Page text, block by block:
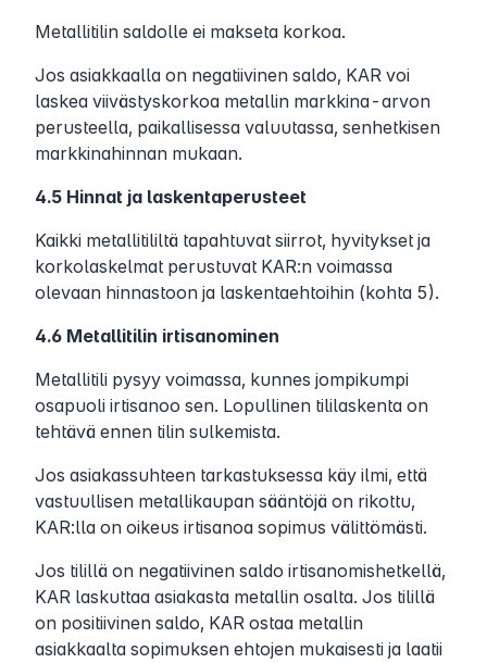
Metallitilin saldolle ei makseta korkoa.
Jos asiakkaalla on negatiivinen saldo, KAR voi
laskea viivästyskorkoa metallin markkina-arvon
perusteella, paikallisessa valuutassa, senhetkisen
markkinahinnan mukaan.
4.5 Hinnat ja laskentaperusteet
Kaikki metallitililtä tapahtuvat siirrot, hyvitykset ja
korkolaskelmat perustuvat KAR:n voimassa
olevaan hinnastoon ja laskentaehtoihin (kohta 5).
4.6 Metallitilin irtisanominen
Metallitili pysyy voimassa, kunnes jompikumpi
osapuoli irtisanoo sen. Lopullinen tililaskenta on
tehtävä ennen tilin sulkemista.
Jos asiakassuhteen tarkastuksessa käy ilmi, että
vastuullisen metallikaupan sääntöjä on rikottu,
KAR:lla on oikeus irtisanoa sopimus välittömästi.
Jos tilillä on negatiivinen saldo irtisanomishetkellä,
KAR laskuttaa asiakasta metallin osalta. Jos tilillä
on positiivinen saldo, KAR ostaa metallin
asiakkaalta sopimuksen ehtojen mukaisesti ja laatii